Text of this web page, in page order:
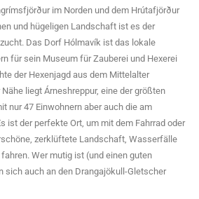
im Norden und dem Hrútafjörður
und hügeligen Landschaft ist es der
Das Dorf Hólmavík ist das lokale
für sein Museum für Zauberei und Hexerei
der Hexenjagd aus dem Mittelalter
liegt Árneshreppur, eine der größten
nur 47 Einwohnern aber auch die am
ist der perfekte Ort, um mit dem Fahrrad oder
zerklüftete Landschaft, Wasserfälle
Wer mutig ist (und einen guten
sich auch an den Drangajökull-Gletscher